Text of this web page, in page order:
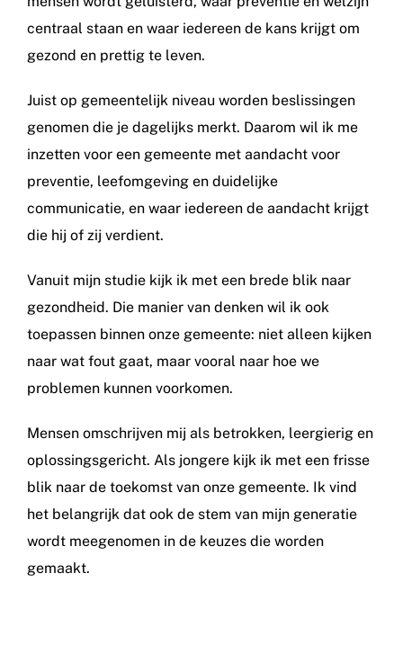
centraal staan en waar iedereen de kans krijgt om
gezond en prettig te leven.
Juist op gemeentelijk niveau worden beslissingen
genomen die je dagelijks merkt. Daarom wil ik me
inzetten voor een gemeente met aandacht voor
preventie, leefomgeving en duidelijke
communicatie, en waar iedereen de aandacht krijgt
die hij of zij verdient.
Vanuit mijn studie kijk ik met een brede blik naar
gezondheid. Die manier van denken wil ik ook
toepassen binnen onze gemeente: niet alleen kijken
naar wat fout gaat, maar vooral naar hoe we
problemen kunnen voorkomen.
Mensen omschrijven mij als betrokken, leergierig en
oplossingsgericht. Als jongere kijk ik met een frisse
blik naar de toekomst van onze gemeente. Ik vind
het belangrijk dat ook de stem van mijn generatie
wordt meegenomen in de keuzes die worden
gemaakt.